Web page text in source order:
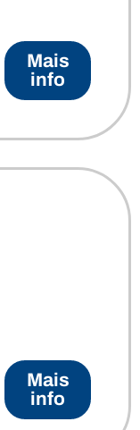
Mais
info
Mais
info